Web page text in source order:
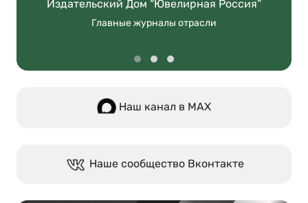
Издательский Дом “Ювелирная Россия”
Главные журналы отрасли
Наш канал в МАХ
Наше сообщество Вконтакте